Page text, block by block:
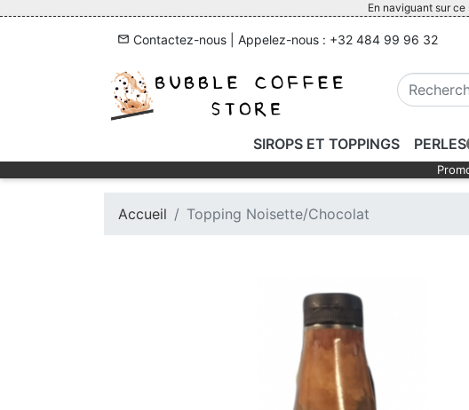
En naviguant sur
mail_outline Contactez-nous | Appelez-nous : +32 484 99 96 32
SIROPS ET TOPPINGS
SIROPS TOPPINGS
PERLES
Accueil Topping Noisette/Chocolat